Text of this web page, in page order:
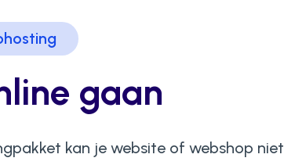
gaan
kan je website of webshop niet